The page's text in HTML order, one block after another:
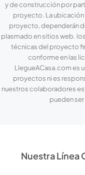
y de construcción por
proyecto. La ubicación
proyecto, dependerán
plasmado en sitios web.
técnicas del proyecto
conforme en las
LlegueACasa.com es
proyectos ni es
nuestros colaboradores
pueden
Nuestra Línea